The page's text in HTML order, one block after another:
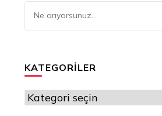
Bir
şey
KATEGORILER
Kategoriler